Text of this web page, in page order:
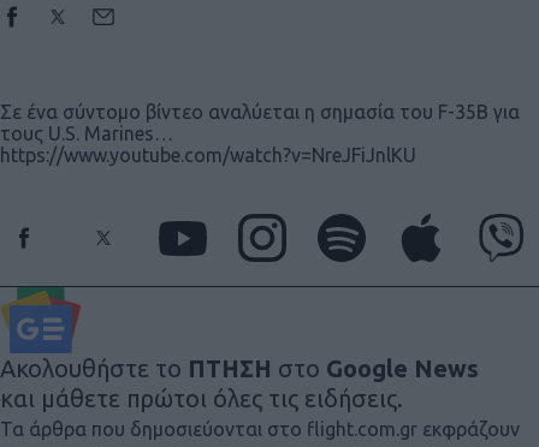
Social
Σε ένα σύντομο βίντεο αναλύεται η σημασία του F-35B για
τους U.S. Marines…
https://www.youtube.com/watch?v=NreJFiJnlKU
Ακολουθήστε το ΠΤΗΣΗ στο Google News
και μάθετε πρώτοι όλες τις ειδήσεις.
Τα άρθρα που δημοσιεύονται στο flight.com.gr εκφράζουν